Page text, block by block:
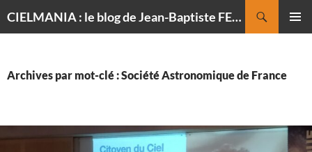
CIELMANIA : le blog de Jean-Baptiste FELDMANN, photographe du ciel
Archives par mot-clé : Société Astronomique de France